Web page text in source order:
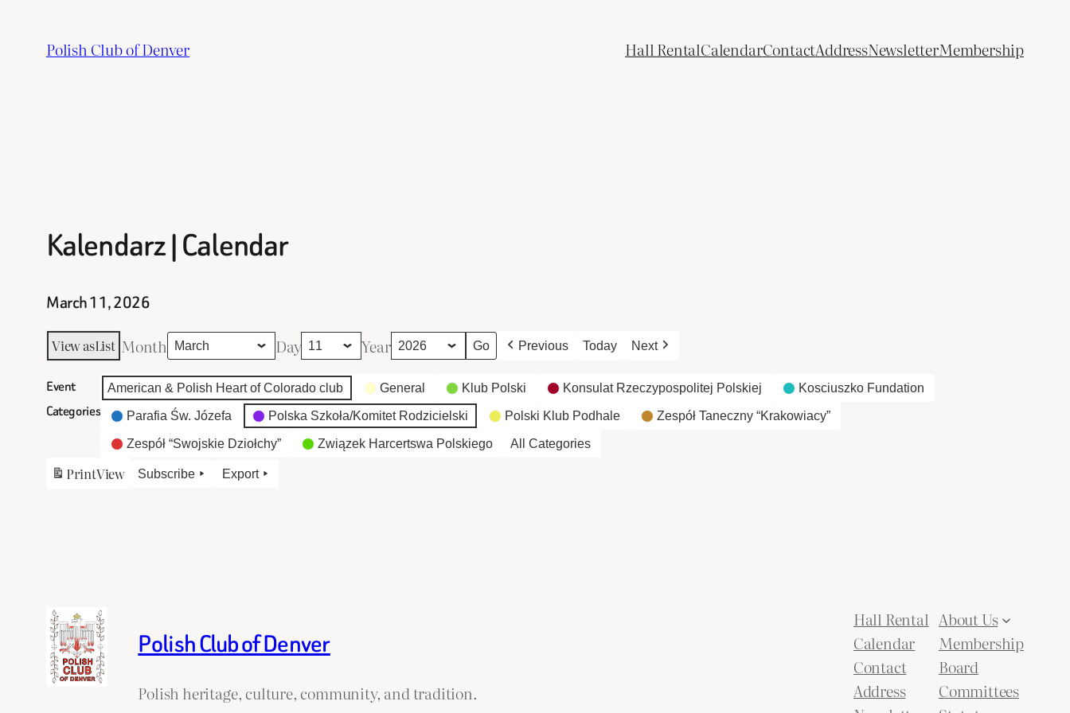
content
Polish Club of Denver Hall RentalCalendarContactAddressNewsletterMembership
Kalendarz | Calendar
March 11, 2026
View asList Month Day Year Previous Today Next
Event
Categories
American & Polish Heart of Colorado club General Klub Polski Konsulat Rzeczypospolitej Polskiej Kosciuszko Fundation
Parafia Św. Józefa Polska Szkoła/Komitet Rodzicielski Polski Klub Podhale Zespół Taneczny “Krakowiacy”
Zespół “Swojskie Dziołchy” Związek Harcertswa Polskiego All Categories
PrintView Subscribe Export
Polish Club of Denver
Polish heritage, culture, community, and tradition.
Hall Rental
Calendar
Contact
Address
About Us
Membership
Board
Committees